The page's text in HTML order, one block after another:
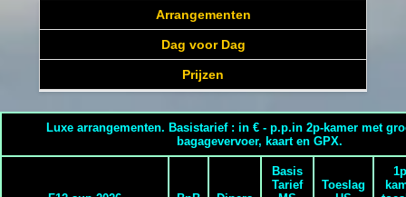
Arrangementen
Dag voor Dag
Prijzen
Luxe arrangementen. Basistarief : in € - p.p.in 2p-kamer met
bagagevervoer, kaart en GPX.
Basis
Tarief
Toeslag